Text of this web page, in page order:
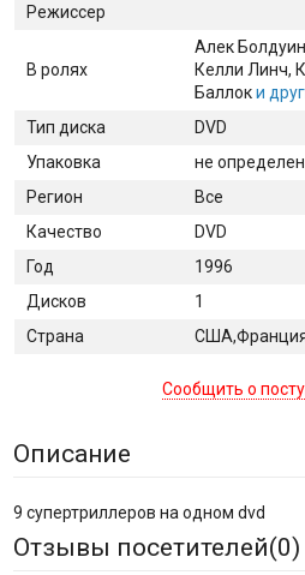
Режиссер
В ролях
Алек Болдуин
Келли Линч,
Баллоки
Тип диска
DVD
Упаковка
не определен
Регион
Все
Качество
DVD
Год
1996
Дисков
1
Страна
Сообщить о
Описание
9 супертриллеров на одном dvd
Отзывы посетителей(0)